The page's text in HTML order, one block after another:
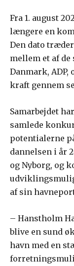
Fra 1. august
længere en
Den dato
mellem et af
Danmark,
kraft gennem
Samarbejdet
samlede
potentialerne
dannelsen i år
og Nyborg, og
af sin
– Hanstholm
blive en sund
havn med en